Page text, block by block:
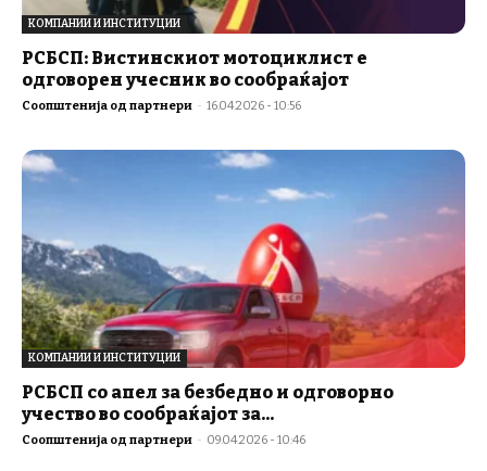
КОМПАНИИ И ИНСТИТУЦИИ
РСБСП: Вистинскиот мотоциклист е
одговорен учесник во сообраќајот
Соопштенија од партнери - 16.04.2026 - 10:56
КОМПАНИИ И ИНСТИТУЦИИ
РСБСП со апел за безбедно и одговорно
учество во сообраќајот за...
Соопштенија од партнери - 09.04.2026 - 10:46